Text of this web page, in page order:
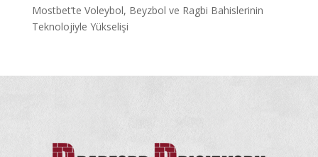
Mostbet’te Voleybol, Beyzbol ve Ragbi Bahislerinin
Teknolojiyle Yükselişi